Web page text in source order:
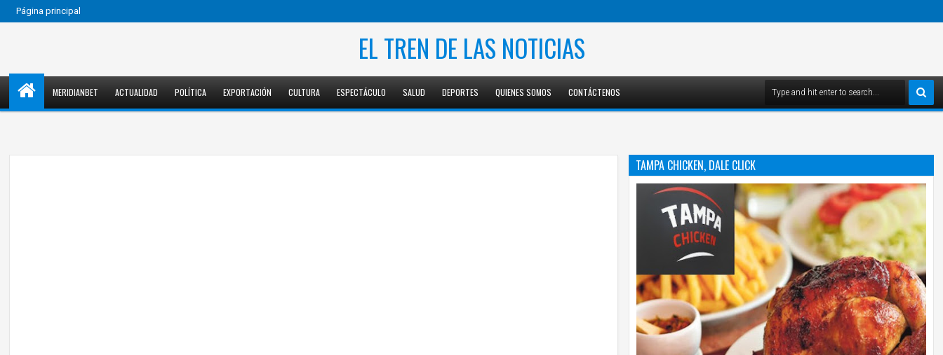
Página principal
EL TREN DE LAS NOTICIAS
MERIDIANBET ACTUALIDAD POLÍTICA EXPORTACIÓN CULTURA ESPECTÁCULO SALUD DEPORTES QUIENES SOMOS CONTÁCTENOS
TAMPA CHICKEN, DALE CLICK